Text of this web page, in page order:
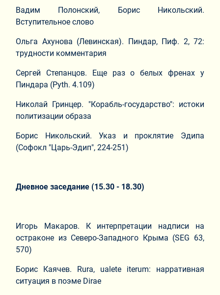
Вадим Полонский, Борис Никольский.
Вступительное слово
Ольга Ахунова (Левинская). Пиндар, Пиф. 2, 72:
трудности комментария
Сергей Степанцов. Еще раз о белых френах у
Пиндара (Pyth. 4.109)
Николай Гринцер. "Корабль-государство": истоки
политизации образа
Борис Никольский. Указ и проклятие Эдипа
(Софокл "Царь-Эдип", 224-251)
Дневное заседание (15.30 - 18.30)
Игорь Макаров. К интерпретации надписи на
остраконе из Северо-Западного Крыма (SEG 63,
570)
Борис Каячев. Rura, ualete iterum: нарративная
ситуация в поэме Dirae